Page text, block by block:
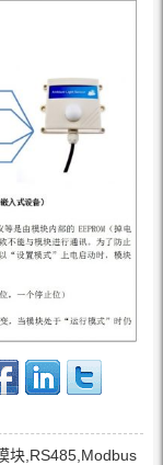
块,RS485,Modbus